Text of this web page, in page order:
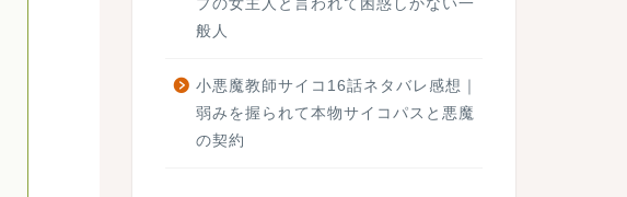
プの女主人と言われて困惑しかない一
般人
小悪魔教師サイコ16話ネタバレ感想｜
弱みを握られて本物サイコパスと悪魔
の契約